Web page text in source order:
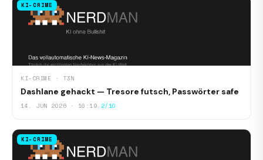
KI-CRIME
KI-CRIME · T3N
Dashlane gehackt — Tresore futsch, Passwörter safe
14. JUN 2026 · 10:19 2/10
KI-CRIME